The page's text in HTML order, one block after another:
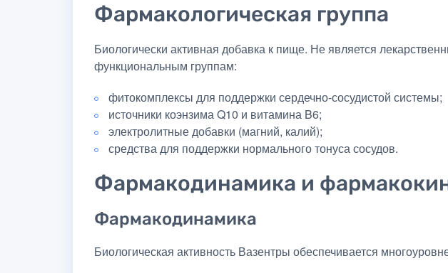
Фармакологическая группа
Биологически активная добавка к пище. Не является
функциональным группам:
фитокомплексы для поддержки сердечно-сосудистой системы;
источники коэнзима Q10 и витамина B6;
электролитные добавки (магний, калий);
средства для поддержки нормального тонуса сосудов.
Фармакодинамика и
Фармакодинамика
Биологическая активность Вазентры обеспечивается